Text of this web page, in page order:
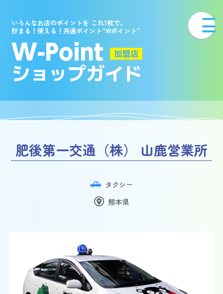
いろんなお店のポイントを これ1枚で。
貯まる！使える！共通ポイント“Wポイント”
肥後第一交通（株） 山鹿営業所
タクシー
熊本県